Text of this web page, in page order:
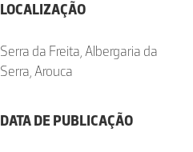
LOCALIZAÇÃO
Serra da Freita, Albergaria da
Serra, Arouca
DATA DE PUBLICAÇÃO